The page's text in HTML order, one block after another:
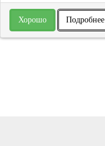
» В избранное
Хорошо Подробнее